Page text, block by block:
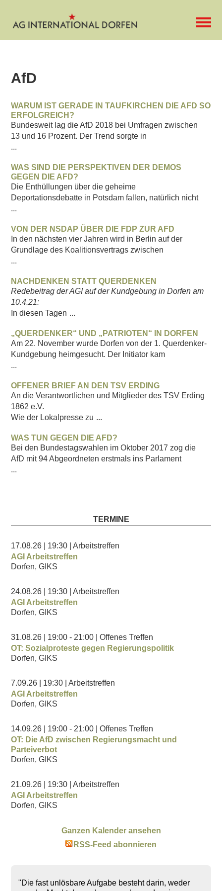
AfD
WARUM IST GERADE IN TAUFKIRCHEN DIE AFD SO
ERFOLGREICH?
Bundesweit lag die AfD 2018 bei Umfragen zwischen
13 und 16 Prozent. Der Trend sorgte in
...
WAS SIND DIE PERSPEKTIVEN DER DEMOS
GEGEN DIE AFD?
Die Enthüllungen über die geheime
Deportationsdebatte in Potsdam fallen, natürlich nicht
...
VON DER NSDAP ÜBER DIE FDP ZUR AFD
In den nächsten vier Jahren wird in Berlin auf der
Grundlage des Koalitionsvertrags zwischen
...
NACHDENKEN STATT QUERDENKEN
Redebeitrag der AGI auf der Kundgebung in Dorfen am
10.4.21:
In diesen Tagen ...
„QUERDENKER“ UND „PATRIOTEN“ IN DORFEN
Am 22. November wurde Dorfen von der 1. Querdenker-
Kundgebung heimgesucht. Der Initiator kam
...
OFFENER BRIEF AN DEN TSV ERDING
An die Verantwortlichen und Mitglieder des TSV Erding
1862 e.V.
Wie der Lokalpresse zu ...
WAS TUN GEGEN DIE AFD?
Bei den Bundestagswahlen im Oktober 2017 zog die
AfD mit 94 Abgeordneten erstmals ins Parlament
...
TERMINE
17.08.26 | 19:30
| Arbeitstreffen
AGI Arbeitstreffen
Dorfen, GIKS
24.08.26 | 19:30
| Arbeitstreffen
AGI Arbeitstreffen
Dorfen, GIKS
31.08.26 | 19:00 - 21:00
| Offenes Treffen
OT: Sozialproteste gegen Regierungspolitik
Dorfen, GIKS
7.09.26 | 19:30
| Arbeitstreffen
AGI Arbeitstreffen
Dorfen, GIKS
14.09.26 | 19:00 - 21:00
| Offenes Treffen
OT: Die AfD zwischen Regierungsmacht und
Parteiverbot
Dorfen, GIKS
21.09.26 | 19:30
| Arbeitstreffen
AGI Arbeitstreffen
Dorfen, GIKS
Ganzen Kalender ansehen
RSS-Feed abonnieren
"Die fast unlösbare Aufgabe besteht darin, weder